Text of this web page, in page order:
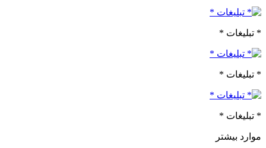
* تبلیغات *
* تبلیغات *
* تبلیغات *
موارد بیشتر